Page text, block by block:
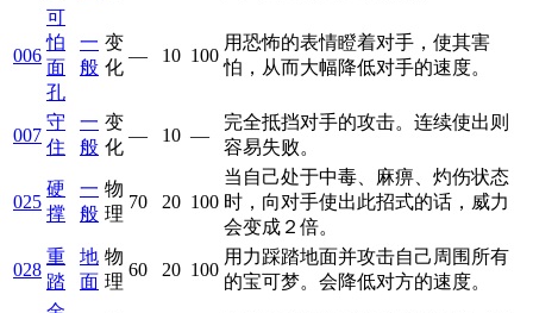
006
可
怕
面
孔
一
般
变
化
— 10 100
用恐怖的表情瞪着对手，使其害
怕，从而大幅降低对手的速度。
007
守
住
一
般
变
化
— 10 —
完全抵挡对手的攻击。连续使出则
容易失败。
025
硬
撑
一
般
物
理
70 20 100
当自己处于中毒、麻痹、灼伤状态
时，向对手使出此招式的话，威力
会变成２倍。
028
重
踏
地
面
物
理
60 20 100
用力踩踏地面并攻击自己周围所有
的宝可梦。会降低对方的速度。